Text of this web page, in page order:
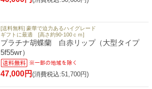
[送料無料] 豪華で迫力あるハイグレード
ギフトに最適 [高さ約90-100ｃｍ]
プラチナ胡蝶蘭 白赤リップ（大型タイプ
5f55wr）
47,000円 (消費税込:51,700円)